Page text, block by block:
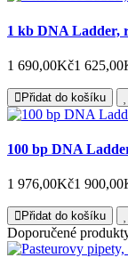
1 kb DNA Ladder,
1 690,00Kč1
Přidat do košíku
100 bp DNA
1 976,00Kč1
Přidat do košíku
Doporučené